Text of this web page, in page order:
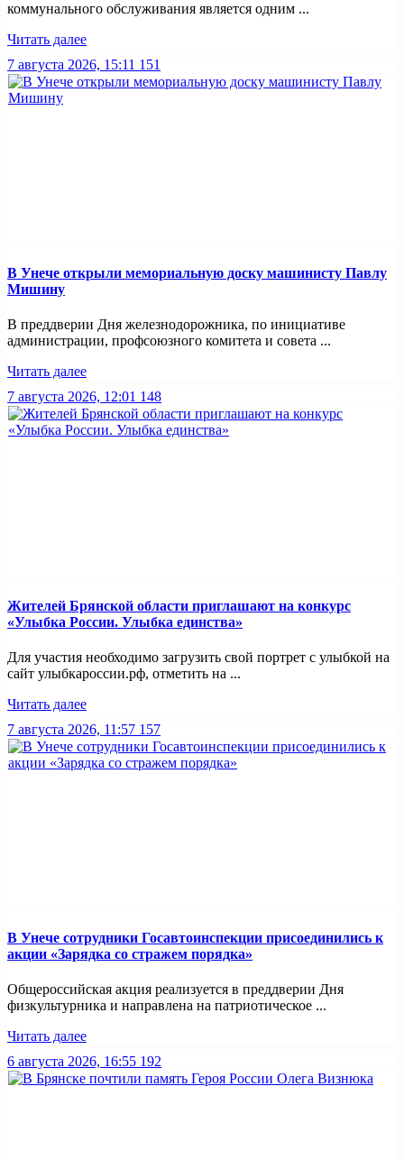
коммунального обслуживания является одним ...
Читать далее
7 августа 2026, 15:11 151
В Унече открыли мемориальную доску машинисту Павлу
Мишину
В преддверии Дня железнодорожника, по инициативе
администрации, профсоюзного комитета и совета ...
Читать далее
7 августа 2026, 12:01 148
Жителей Брянской области приглашают на конкурс
«Улыбка России. Улыбка единства»
Для участия необходимо загрузить свой портрет с улыбкой на
сайт улыбкароссии.рф, отметить на ...
Читать далее
7 августа 2026, 11:57 157
В Унече сотрудники Госавтоинспекции присоединились к
акции «Зарядка со стражем порядка»
Общероссийская акция реализуется в преддверии Дня
физкультурника и направлена на патриотическое ...
Читать далее
6 августа 2026, 16:55 192